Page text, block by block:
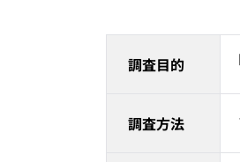
調査目的
調査方法